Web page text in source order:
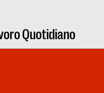
Quotidiano